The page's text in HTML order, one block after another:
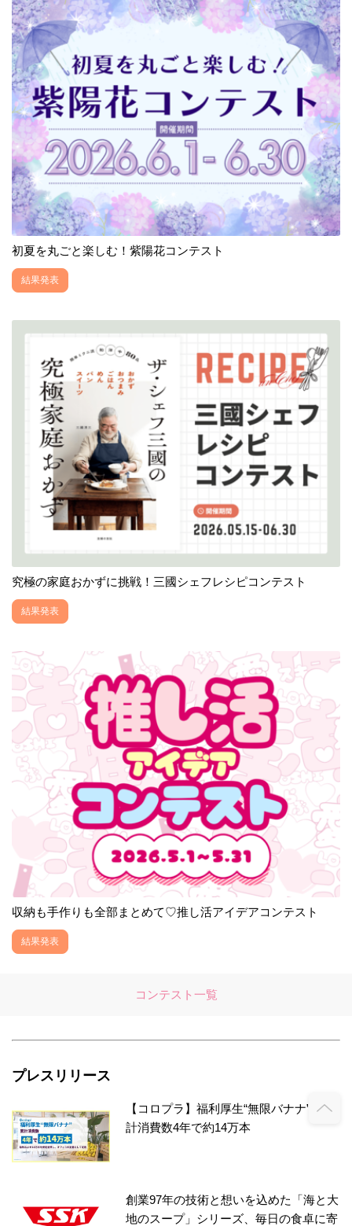
初夏を丸ごと楽しむ！紫陽花コンテスト
結果発表
究極の家庭おかずに挑戦！三國シェフレシピコンテスト
結果発表
収納も手作りも全部まとめて♡推し活アイデアコンテスト
結果発表
コンテスト一覧
プレスリリース
【コロプラ】福利厚生“無限バナナ”、累
計消費数4年で約14万本
創業97年の技術と想いを込めた「海と大
地のスープ」シリーズ、毎日の食卓に寄